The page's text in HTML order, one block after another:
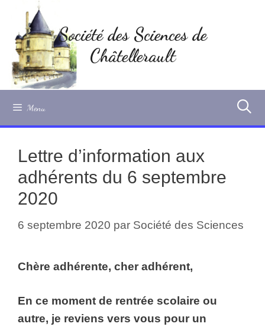
contenu
Société des Sciences de
Châtellerault
Menu
Lettre d’information aux
adhérents du 6 septembre
2020
6 septembre 2020 par Société des Sciences
Chère adhérente, cher adhérent,
En ce moment de rentrée scolaire ou
autre, je reviens vers vous pour un